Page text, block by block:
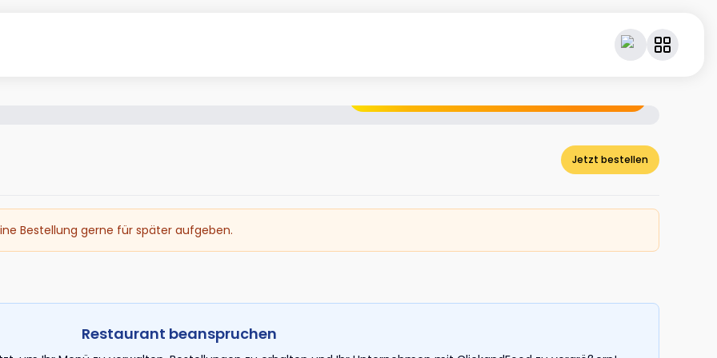
Jetzt bestellen
Bestellung gerne für später aufgeben.
Restaurant beanspruchen